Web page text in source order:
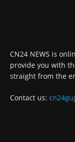
CN24 NEWS is
provide you with
straight from the
Contact us: